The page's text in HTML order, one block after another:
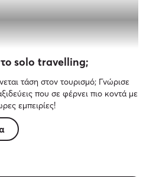
το solo travelling;
τάση στον τουρισμό; Γνώρισε
που σε φέρνει πιο κοντά με
εμπειρίες!